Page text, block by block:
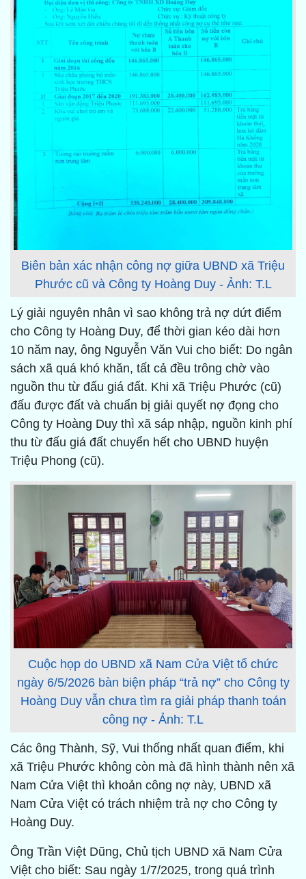
Biên bản xác nhận công nợ giữa UBND xã Triệu
Phước cũ và Công ty Hoàng Duy - Ảnh: T.L
Lý giải nguyên nhân vì sao không trả nợ dứt điểm
cho Công ty Hoàng Duy, để thời gian kéo dài hơn
10 năm nay, ông Nguyễn Văn Vui cho biết: Do ngân
sách xã quá khó khăn, tất cả đều trông chờ vào
nguồn thu từ đấu giá đất. Khi xã Triệu Phước (cũ)
đấu được đất và chuẩn bị giải quyết nợ đọng cho
Công ty Hoàng Duy thì xã sáp nhập, nguồn kinh phí
thu từ đấu giá đất chuyển hết cho UBND huyện
Triệu Phong (cũ).
Cuộc họp do UBND xã Nam Cửa Việt tổ chức
ngày 6/5/2026 bàn biện pháp “trả nợ” cho Công ty
Hoàng Duy vẫn chưa tìm ra giải pháp thanh toán
công nợ - Ảnh: T.L
Các ông Thành, Sỹ, Vui thống nhất quan điểm, khi
xã Triệu Phước không còn mà đã hình thành nên xã
Nam Cửa Việt thì khoản công nợ này, UBND xã
Nam Cửa Việt có trách nhiệm trả nợ cho Công ty
Hoàng Duy.
Ông Trần Việt Dũng, Chủ tịch UBND xã Nam Cửa
Việt cho biết: Sau ngày 1/7/2025, trong quá trình